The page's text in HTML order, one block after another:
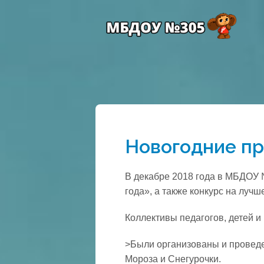
Новогодние
В декабре 2018 года в МБДОУ
года», а также конкурс на
Коллективы педагогов, детей
>Были организованы и
Мороза и Снегурочки.